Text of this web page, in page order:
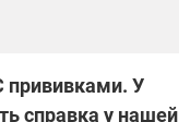
прививками. У
справка у нашей